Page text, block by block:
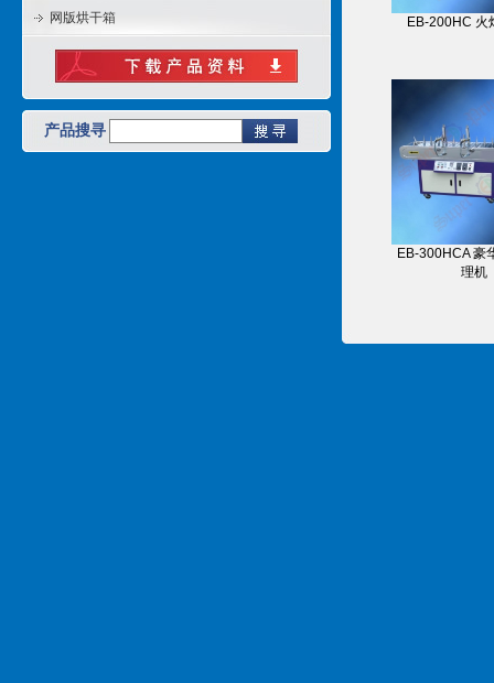
网版烘干箱
产品搜寻
EB-200HC 火
EB-300HCA 豪
理机